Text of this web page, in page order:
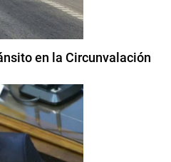
en la Circunvalación